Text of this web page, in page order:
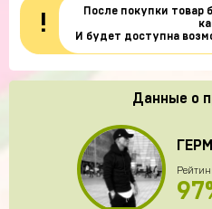
!
После покупки товар
И будет доступна
Данные о